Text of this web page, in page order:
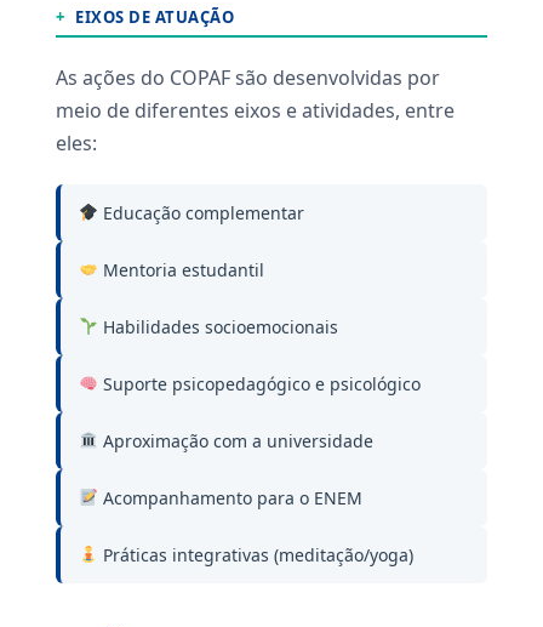
+ EIXOS DE ATUAÇÃO
As ações do COPAF são desenvolvidas por
meio de diferentes eixos e atividades, entre
eles:
Educação complementar
Mentoria estudantil
Habilidades socioemocionais
Suporte psicopedagógico e psicológico
Aproximação com a universidade
Acompanhamento para o ENEM
Práticas integrativas (meditação/yoga)